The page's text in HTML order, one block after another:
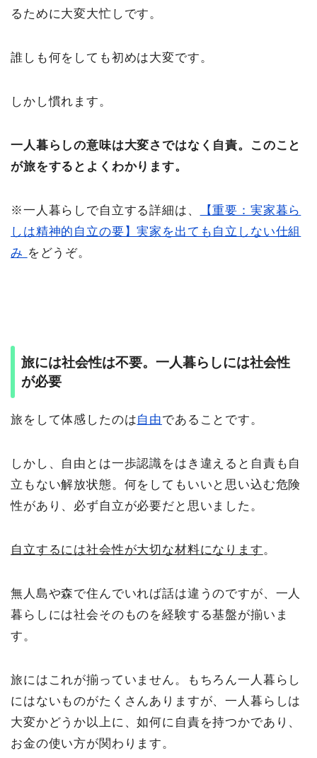
るために大変大忙しです。
誰しも何をしても初めは大変です。
しかし慣れます。
一人暮らしの意味は大変さではなく自責。このこと
が旅をするとよくわかります。
※一人暮らしで自立する詳細は、
【重要：実家暮ら
しは精神的自立の要】実家を出ても自立しない仕組
み をどうぞ。
旅には社会性は不要。一人暮らしには社会性
が必要
旅をして体感したのは自由であることです。
しかし、自由とは一歩認識をはき違えると自責も自
立もない解放状態。何をしてもいいと思い込む危険
性があり、必ず自立が必要だと思いました。
自立するには社会性が大切な材料になります。
無人島や森で住んでいれば話は違うのですが、一人
暮らしには社会そのものを経験する基盤が揃いま
す。
旅にはこれが揃っていません。もちろん一人暮らし
にはないものがたくさんありますが、一人暮らしは
大変かどうか以上に、如何に自責を持つかであり、
お金の使い方が関わります。